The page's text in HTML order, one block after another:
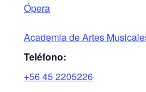
Ópera
Academia de Artes
Teléfono:
+56 45 2205226